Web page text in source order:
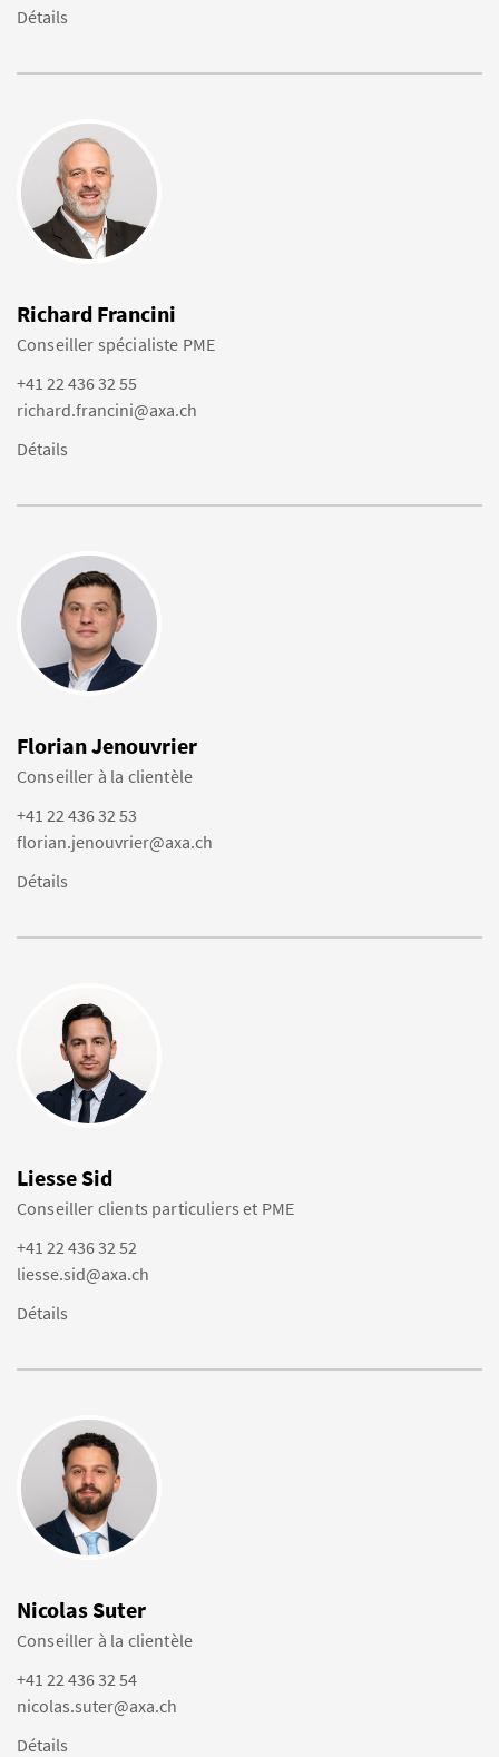
Détails
Richard Francini
Conseiller spécialiste PME
+41 22 436 32 55
richard.francini@axa.ch
Détails
Florian Jenouvrier
Conseiller à la clientèle
+41 22 436 32 53
florian.jenouvrier@axa.ch
Détails
Liesse Sid
Conseiller clients particuliers et PME
+41 22 436 32 52
liesse.sid@axa.ch
Détails
Nicolas Suter
Conseiller à la clientèle
+41 22 436 32 54
nicolas.suter@axa.ch
Détails